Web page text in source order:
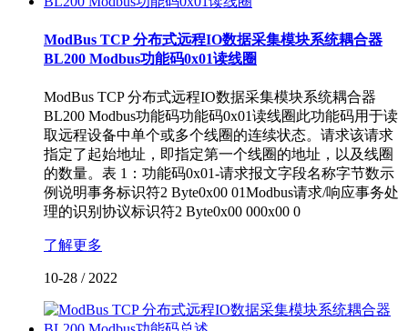
ModBus TCP 分布式远程IO数据采集模块系统耦合器
BL200 Modbus功能码0x01读线圈
ModBus TCP 分布式远程IO数据采集模块系统耦合器
BL200 Modbus功能码功能码0x01读线圈此功能码用于读
取远程设备中单个或多个线圈的连续状态。请求该请求
指定了起始地址，即指定第一个线圈的地址，以及线圈
的数量。表 1：功能码0x01-请求报文字段名称字节数示
例说明事务标识符2 Byte0x00 01Modbus请求/响应事务处
理的识别协议标识符2 Byte0x00 000x00 0
了解更多
10-28 / 2022